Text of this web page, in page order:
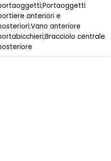
anteriori e
anteriore
centrale